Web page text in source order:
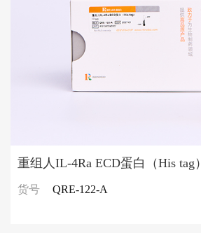
重组人IL-4Ra ECD蛋白（His tag）
货号 QRE-122-A